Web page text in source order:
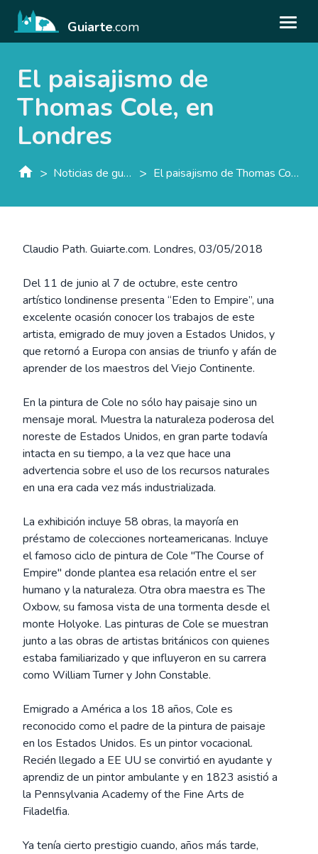
Guiarte.com
El paisajismo de
Thomas Cole, en
Londres
> Noticias de guiarte.con > El paisajismo de Thomas Cole, en Londres
Claudio Path. Guiarte.com. Londres, 03/05/2018
Del 11 de junio al 7 de octubre, este centro
artístico londinense presenta “Eden to Empire”, una
excelente ocasión conocer los trabajos de este
artista, emigrado de muy joven a Estados Unidos, y
que retornó a Europa con ansias de triunfo y afán de
aprender de los maestros del Viejo Continente.
En la pintura de Cole no sólo hay paisaje sino un
mensaje moral. Muestra la naturaleza poderosa del
noreste de Estados Unidos, en gran parte todavía
intacta en su tiempo, a la vez que hace una
advertencia sobre el uso de los recursos naturales
en una era cada vez más industrializada.
La exhibición incluye 58 obras, la mayoría en
préstamo de colecciones norteamericanas. Incluye
el famoso ciclo de pintura de Cole "The Course of
Empire" donde plantea esa relación entre el ser
humano y la naturaleza. Otra obra maestra es The
Oxbow, su famosa vista de una tormenta desde el
monte Holyoke. Las pinturas de Cole se muestran
junto a las obras de artistas británicos con quienes
estaba familiarizado y que influyeron en su carrera
como William Turner y John Constable.
Emigrado a América a los 18 años, Cole es
reconocido como el padre de la pintura de paisaje
en los Estados Unidos. Es un pintor vocacional.
Recién llegado a EE UU se convirtió en ayudante y
aprendiz de un pintor ambulante y en 1823 asistió a
la Pennsylvania Academy of the Fine Arts de
Filadelfia.
Ya tenía cierto prestigio cuando, años más tarde,